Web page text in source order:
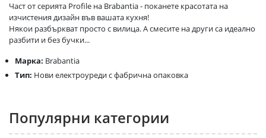
Част от серията Profile на Brabantia - поканете красотата на
изчистения дизайн във вашата кухня!
Някои разбъркват просто с вилица. А смесите на други са идеално
разбити и без бучки...
Марка: Brabantia
Тип: Нови електроуреди с фабрична опаковка
Популярни категории